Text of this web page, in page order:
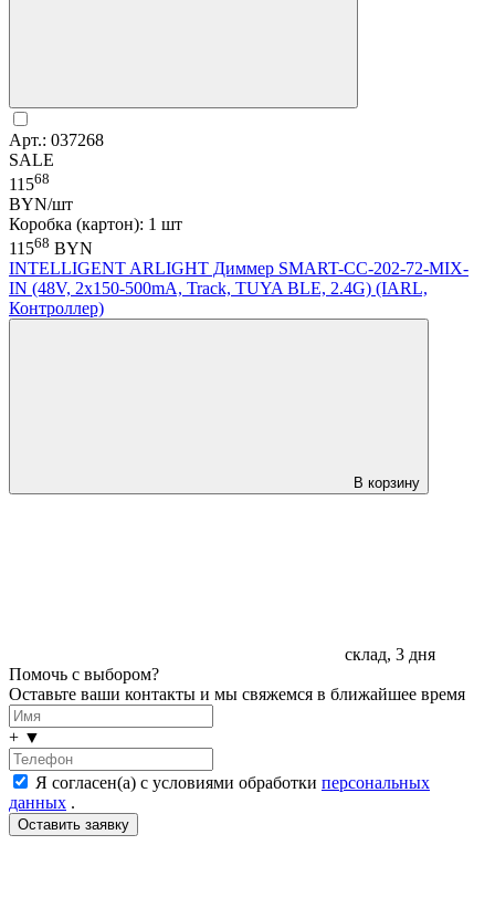
Арт.: 037268
SALE
11568
BYN/шт
Коробка (картон): 1 шт
11568 BYN
INTELLIGENT ARLIGHT Диммер SMART-CC-202-72-MIX-
IN (48V, 2x150-500mA, Track, TUYA BLE, 2.4G) (IARL,
Контроллер)
В корзину
склад, 3 дня
Помочь с выбором?
Оставьте ваши контакты и мы свяжемся в ближайшее время
+ ▼
Я согласен(а) с условиями обработки персональных
данных .